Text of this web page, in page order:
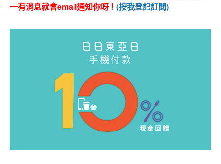
一有消息就會email通知你呀！ (按我登記訂閱)